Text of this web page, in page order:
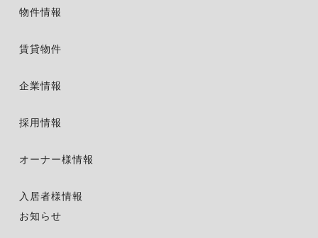
物件情報
賃貸物件
企業情報
採用情報
オーナー様情報
入居者様情報
お知らせ